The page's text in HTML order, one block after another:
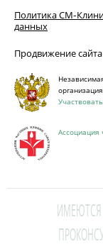
Политика
данных
Продвижение
Ассоциация